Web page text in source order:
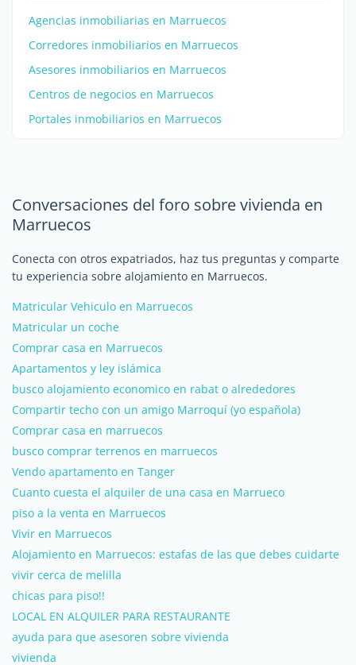
Agencias inmobiliarias en Marruecos
Corredores inmobiliarios en Marruecos
Asesores inmobiliarios en Marruecos
Centros de negocios en Marruecos
Portales inmobiliarios en Marruecos
Conversaciones del foro sobre vivienda en
Marruecos
Conecta con otros expatriados, haz tus preguntas y comparte
tu experiencia sobre alojamiento en Marruecos.
Matricular Vehiculo en Marruecos
Matricular un coche
Comprar casa en Marruecos
Apartamentos y ley islámica
busco alojamiento economico en rabat o alrededores
Compartir techo con un amigo Marroquí (yo española)
Comprar casa en marruecos
busco comprar terrenos en marruecos
Vendo apartamento en Tanger
Cuanto cuesta el alquiler de una casa en Marrueco
piso a la venta en Marruecos
Vivir en Marruecos
Alojamiento en Marruecos: estafas de las que debes cuidarte
vivir cerca de melilla
chicas para piso!!
LOCAL EN ALQUILER PARA RESTAURANTE
ayuda para que asesoren sobre vivienda
vivienda